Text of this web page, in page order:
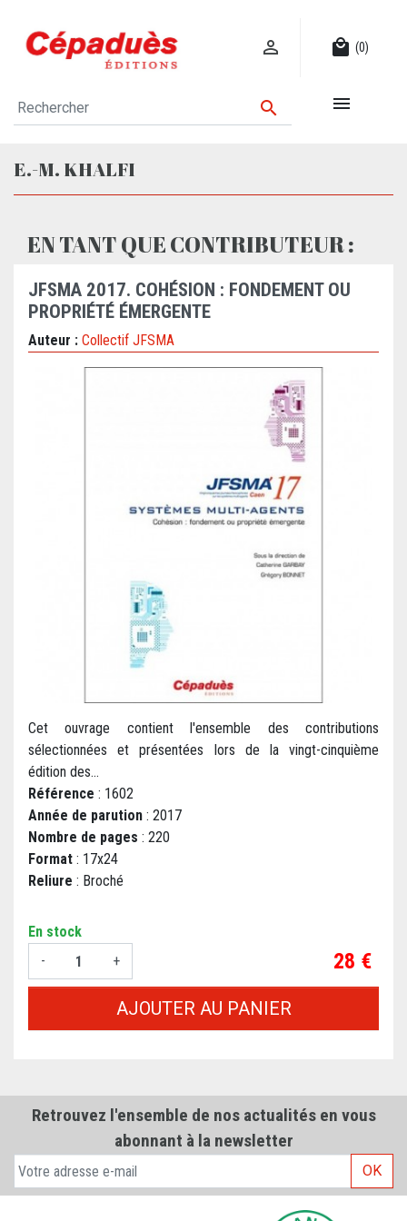
 local_mall (0)
 
E.-M. KHALFI
EN TANT QUE CONTRIBUTEUR :
JFSMA 2017. COHÉSION : FONDEMENT OU
PROPRIÉTÉ ÉMERGENTE
Auteur : Collectif JFSMA
Cet ouvrage contient l'ensemble des contributions
sélectionnées et présentées lors de la vingt-cinquième
édition des...
Référence : 1602
Année de parution : 2017
Nombre de pages : 220
Format : 17x24
Reliure : Broché
En stock
-
+ Prix
28 €
AJOUTER AU PANIER
Retrouvez l'ensemble de nos actualités en vous
abonnant à la newsletter
OK